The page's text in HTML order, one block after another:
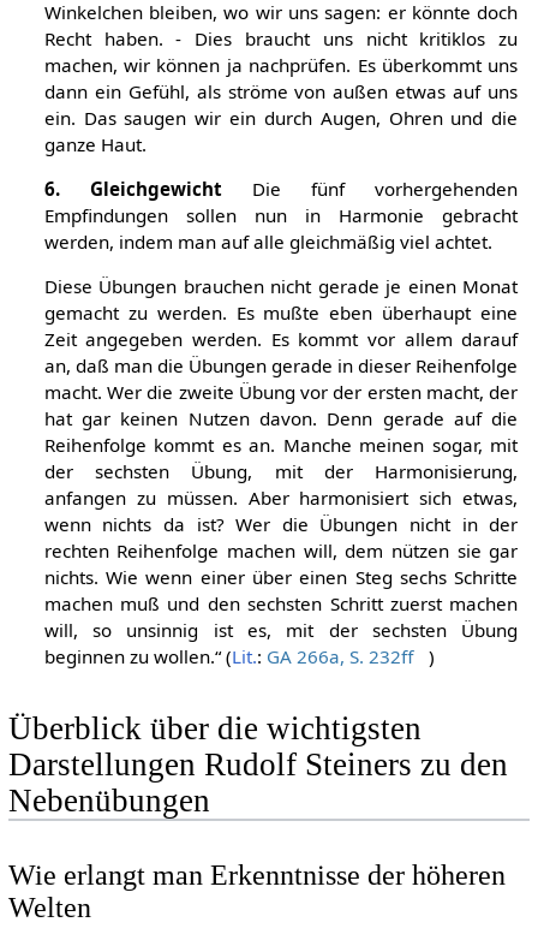
Winkelchen bleiben, wo wir uns sagen: er könnte doch
Recht haben. - Dies braucht uns nicht kritiklos zu
machen, wir können ja nachprüfen. Es überkommt uns
dann ein Gefühl, als ströme von außen etwas auf uns
ein. Das saugen wir ein durch Augen, Ohren und die
ganze Haut.
6. GleichgewichtDie fünf vorhergehenden
Empfindungen sollen nun in Harmonie gebracht
werden, indem man auf alle gleichmäßig viel achtet.
Diese Übungen brauchen nicht gerade je einen Monat
gemacht zu werden. Es mußte eben überhaupt eine
Zeit angegeben werden. Es kommt vor allem darauf
an, daß man die Übungen gerade in dieser Reihenfolge
macht. Wer die zweite Übung vor der ersten macht, der
hat gar keinen Nutzen davon. Denn gerade auf die
Reihenfolge kommt es an. Manche meinen sogar, mit
der sechsten Übung, mit der Harmonisierung,
anfangen zu müssen. Aber harmonisiert sich etwas,
wenn nichts da ist? Wer die Übungen nicht in der
rechten Reihenfolge machen will, dem nützen sie gar
nichts. Wie wenn einer über einen Steg sechs Schritte
machen muß und den sechsten Schritt zuerst machen
will, so unsinnig ist es, mit der sechsten Übung
beginnen zu wollen.“ (Lit.: GA 266a, S. 232ff )
Überblick über die wichtigsten
Darstellungen Rudolf Steiners zu den
Nebenübungen
Wie erlangt man Erkenntnisse der höheren
Welten